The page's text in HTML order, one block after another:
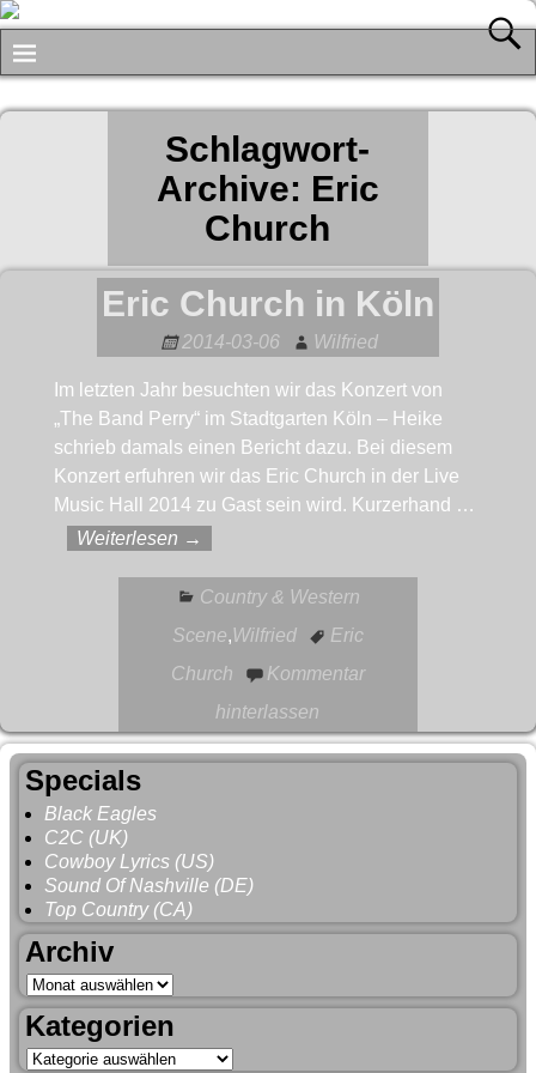
Schlagwort-
Archive: Eric
Church
Eric Church in Köln
2014-03-06 Wilfried
Im letzten Jahr besuchten wir das Konzert von
„The Band Perry“ im Stadtgarten Köln – Heike
schrieb damals einen Bericht dazu. Bei diesem
Konzert erfuhren wir das Eric Church in der Live
Music Hall 2014 zu Gast sein wird. Kurzerhand …
Weiterlesen →
Country & Western
Scene, Wilfried
Eric
Church
Kommentar
hinterlassen
Specials
Black Eagles
C2C (UK)
Cowboy Lyrics (US)
Sound Of Nashville (DE)
Top Country (CA)
Archiv
Kategorien